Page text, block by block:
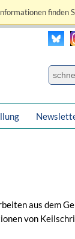
finden
aus dem
von